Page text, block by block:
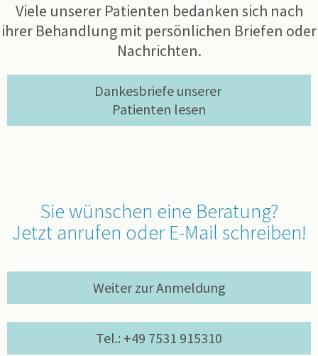
Viele unserer Patienten bedanken sich nach
ihrer Behandlung mit persönlichen Briefen oder
Nachrichten.
Dankesbriefe unserer
Patienten lesen
Sie wünschen eine Beratung?
Jetzt anrufen oder E-Mail schreiben!
Weiter zur Anmeldung
Tel.: +49 7531 915310